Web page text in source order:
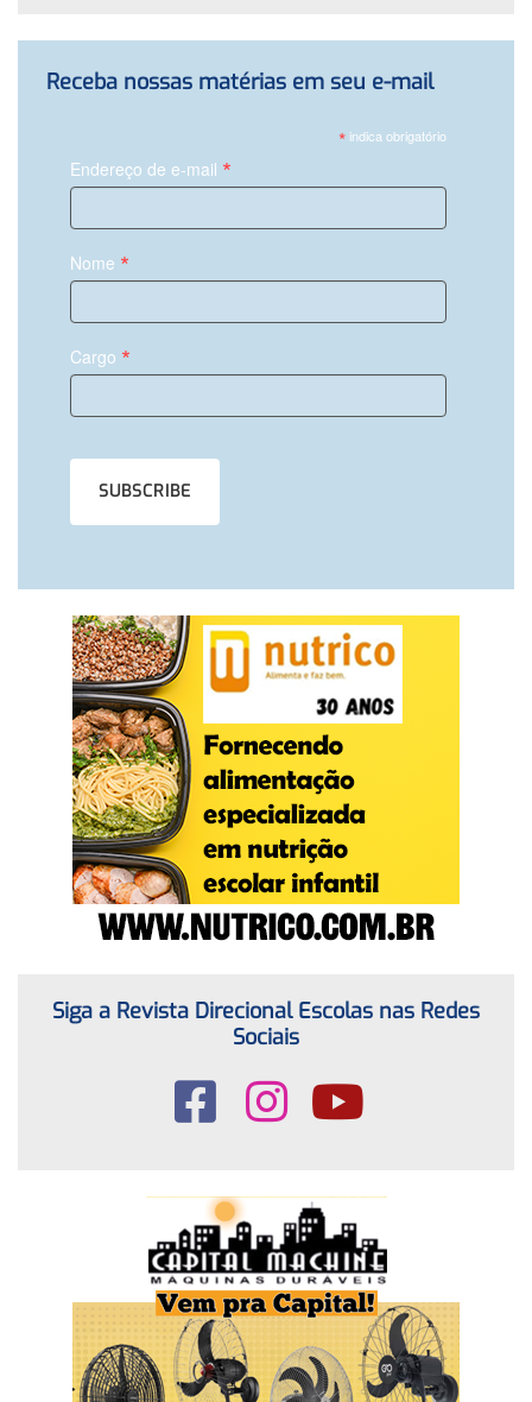
Receba nossas matérias em seu e-mail
*indica obrigatório
Endereço de e-mail *
Nome *
Cargo *
Siga a Revista Direcional Escolas nas Redes
Sociais